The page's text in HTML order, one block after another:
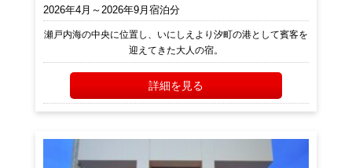
2026年4月～2026年9月宿泊分
瀬戸内海の中央に位置し、いにしえより汐町の港として賓客を
迎えてきた大人の宿。
詳細を見る